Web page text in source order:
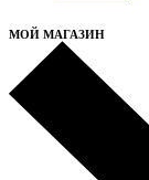
МОЙ МАГАЗИН